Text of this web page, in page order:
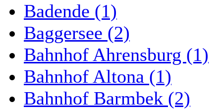
Badende (1)
Baggersee (2)
Bahnhof Ahrensburg (1)
Bahnhof Altona (1)
Bahnhof Barmbek (2)